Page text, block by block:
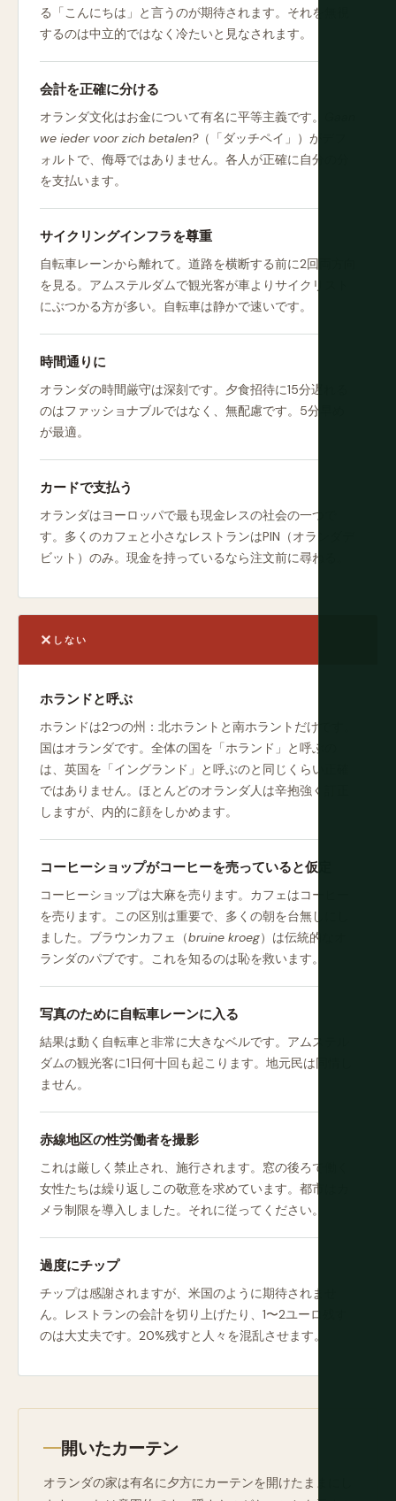
る「こんにちは」と言うのが期待されます。それを無視
するのは中立的ではなく冷たいと見なされます。
会計を正確に分ける
オランダ文化はお金について有名に平等主義です。
we ieder voor zich betalen?（「ダッチペイ」）がデフ
ォルトで、侮辱ではありません。各人が正確に自分の分
を支払います。
サイクリングインフラを尊重
自転車レーンから離れて。道路を横断する前に2回両方向
を見る。アムステルダムで観光客が車よりサイクリスト
にぶつかる方が多い。自転車は静かで速いです。
時間通りに
オランダの時間厳守は深刻です。夕食招待に15分遅れる
のはファッショナブルではなく、無配慮です。5分早め
が最適。
カードで支払う
オランダはヨーロッパで最も現金レスの社会の一つで
す。多くのカフェと小さなレストランはPIN（オランダデ
ビット）のみ。現金を持っているなら注文前に尋ねる。
しない
ホランドと呼ぶ
ホランドは2つの州：北ホラントと南ホラントだけです。
国はオランダです。全体の国を「ホランド」と呼ぶの
は、英国を「イングランド」と呼ぶのと同じくらい正確
ではありません。ほとんどのオランダ人は辛抱強く訂正
しますが、内的に顔をしかめます。
コーヒーショップがコーヒーを売っていると仮定
コーヒーショップは大麻を売ります。カフェはコーヒー
を売ります。この区別は重要で、多くの朝を台無しにし
ました。ブラウンカフェ（bruine kroeg）は伝統的なオ
ランダのパブです。これを知るのは恥を救います。
写真のために自転車レーンに入る
結果は動く自転車と非常に大きなベルです。アムステル
ダムの観光客に1日何十回も起こります。地元民は同情し
ません。
赤線地区の性労働者を撮影
これは厳しく禁止され、施行されます。窓の後ろで働く
女性たちは繰り返しこの敬意を求めています。都市はカ
メラ制限を導入しました。それに従ってください。
過度にチップ
チップは感謝されますが、米国のように期待されませ
ん。レストランの会計を切り上げたり、1〜2ユーロ残す
のは大丈夫です。20%残すと人々を混乱させます。
開いたカーテン
オランダの家は有名に夕方にカーテンを開けたままにし